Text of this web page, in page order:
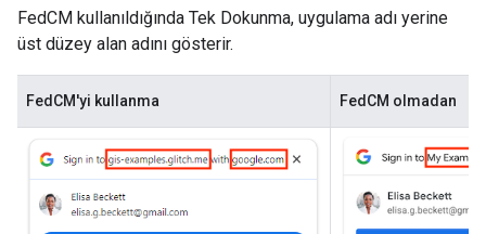
FedCM kullanıldığında Tek Dokunma, uygulama adı yerine
üst düzey alan adını gösterir.
FedCM'yi kullanma FedCM olmadan